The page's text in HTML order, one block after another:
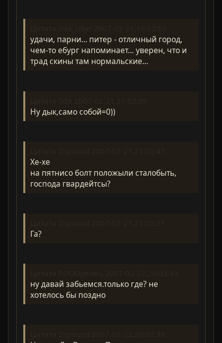
удачи, парни... питер - отличный город,
чем-то ебург напоминает... уверен, что и
трад скины там нормальские...
Ну дык,само собой=0))
Хе-хе
на пятнисо болт положыли сталобыть,
господа гвардейтсы?
Га?
ну давай забьемся.только где? не
хотелось бы поздно